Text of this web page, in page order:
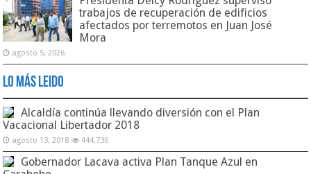
trabajos de recuperación de edificios
afectados por terremotos en Juan José
Mora
agosto 5, 2026
Lo Más Leido
Alcaldía continúa llevando diversión con el Plan
Vacacional Libertador 2018
agosto 13, 2018 444,736
Gobernador Lacava activa Plan Tanque Azul en